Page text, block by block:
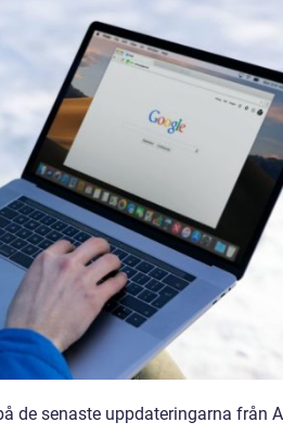
de senaste uppdateringarna från